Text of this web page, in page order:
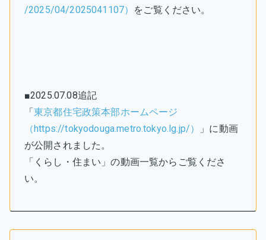
/2025/04/2025041107） をご覧ください。
■2025.07.08追記
「東京都住宅政策本部ホームページ
（https://tokyodouga.metro.tokyo.lg.jp/）
」に動画
が公開されました。
「くらし・住まい」の動画一覧からご覧くださ
い。